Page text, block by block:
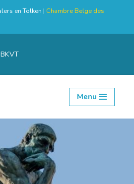
en Tolken | Chambre Belge des
Menu